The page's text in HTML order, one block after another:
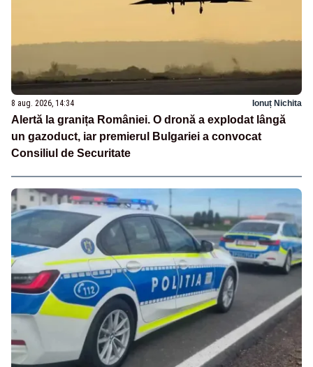
8 aug. 2026, 14:34 Ionuț Nichita
Alertă la granița României. O dronă a explodat lângă
un gazoduct, iar premierul Bulgariei a convocat
Consiliul de Securitate